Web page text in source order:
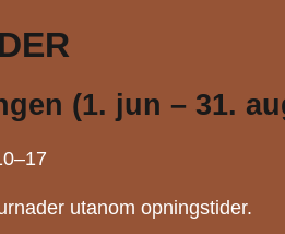
(1. jun – 31.
utanom opningstider.